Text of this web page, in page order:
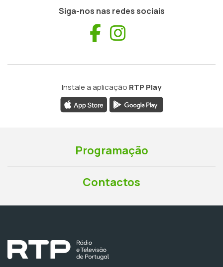
Siga-nos nas redes sociais
Facebook
Instale a aplicação RTP Play
Programação
Contactos